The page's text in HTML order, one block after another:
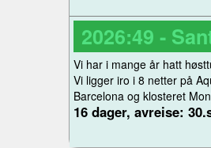
2026:49 -
Vi har i mange år hatt
Vi ligger iro i 8 netter på
Barcelona og klosteret
16 dager, avreise: